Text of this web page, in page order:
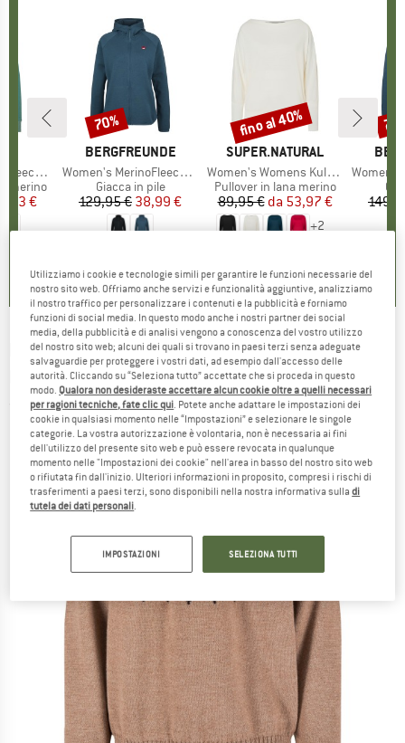
Half Zip
merino
ridotto
€
MARCHIO
BERGFREUNDE
Articolo
Women's MerinoFleece NeuffenBF. Zip Hoody
Gruppo di prodotti
Giacca in pile
Prezzo
129,95 €Prezzo ridotto
38,99 €
Sconto
70%
MARCHIO
SUPER.NATURAL
Articolo
Women's Womens Kula Top
Gruppo di prodotti
Pullover in lana merino
Prezzo
89,95 € Prezzo ridotto
da 53,97 €
+2
Sconto
fino al 40%
Articolo
Women's
DALE OF NORWAY -Sula Sweater - Pullover di
lana
(0)
Utilizziamo i cookie e tecnologie simili per garantire le funzioni necessarie del
nostro sito web. Offriamo anche servizi e funzionalità aggiuntive, analizziamo
il nostro traffico per personalizzare i contenuti e la pubblicità e forniamo
funzioni di social media. In questo modo anche i nostri partner dei social
media, della pubblicità e di analisi vengono a conoscenza del vostro utilizzo
del nostro sito web; alcuni dei quali si trovano in paesi terzi senza adeguate
salvaguardie per proteggere i vostri dati, ad esempio dall'accesso delle
autorità. Cliccando su “Seleziona tutto” accettate che si proceda in questo
modo. Qualora non desideraste accettare alcun cookie oltre a quelli necessari
per ragioni tecniche, fate clic qui . Potete anche adattare le impostazioni dei
cookie in qualsiasi momento nelle “Impostazioni” e selezionare le singole
categorie. La vostra autorizzazione è volontaria, non è necessaria ai fini
dell'utilizzo del presente sito web e può essere revocata in qualunque
momento nelle "Impostazioni dei cookie" nell'area in basso del nostro sito web
o rifiutata fin dall'inizio. Ulteriori informazioni in proposito, compresi i rischi di
trasferimenti a paesi terzi, sono disponibili nella nostra informativa sulladi
tutela dei dati personali
IMPOSTAZIONI SELEZIONA TUTTI